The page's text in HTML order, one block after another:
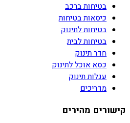
בטיחות ברכב
כיסאות בטיחות
בטיחות לתינוק
בטיחות לבית
חדר תינוק
כסא אוכל לתינוק
עגלות תינוק
מדריכים
קישורים מהירים